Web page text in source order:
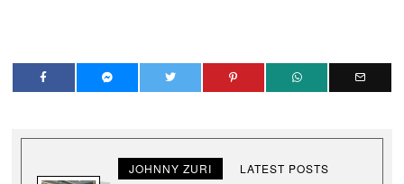
JOHNNY ZURI LATEST POSTS